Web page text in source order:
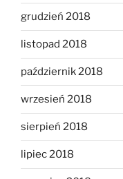
grudzień 2018
listopad 2018
październik 2018
wrzesień 2018
sierpień 2018
lipiec 2018